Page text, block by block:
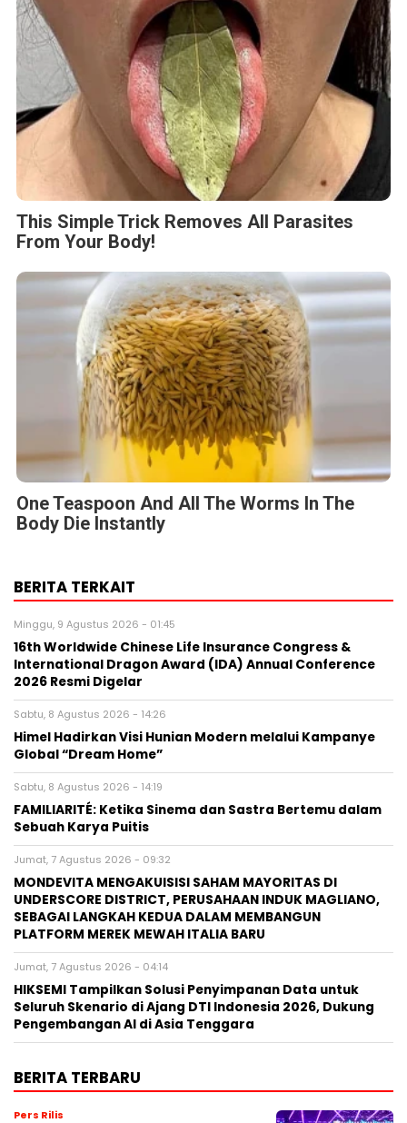
This Simple Trick Removes All Parasites
From Your Body!
One Teaspoon And All The Worms In The
Body Die Instantly
BERITA TERKAIT
Minggu, 9 Agustus 2026 - 01:45
16th Worldwide Chinese Life Insurance Congress &
International Dragon Award (IDA) Annual Conference
2026 Resmi Digelar
Sabtu, 8 Agustus 2026 - 14:26
Himel Hadirkan Visi Hunian Modern melalui Kampanye
Global “Dream Home”
Sabtu, 8 Agustus 2026 - 14:19
FAMILIARITÉ: Ketika Sinema dan Sastra Bertemu dalam
Sebuah Karya Puitis
Jumat, 7 Agustus 2026 - 09:32
MONDEVITA MENGAKUISISI SAHAM MAYORITAS DI
UNDERSCORE DISTRICT, PERUSAHAAN INDUK MAGLIANO,
SEBAGAI LANGKAH KEDUA DALAM MEMBANGUN
PLATFORM MEREK MEWAH ITALIA BARU
Jumat, 7 Agustus 2026 - 04:14
HIKSEMI Tampilkan Solusi Penyimpanan Data untuk
Seluruh Skenario di Ajang DTI Indonesia 2026, Dukung
Pengembangan AI di Asia Tenggara
BERITA TERBARU
Pers Rilis